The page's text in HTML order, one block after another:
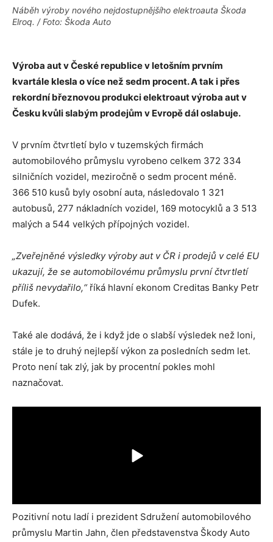
Náběh výroby nového nejdostupnějšího elektroauta Škoda
Elroq. / Foto: Škoda Auto
Výroba aut v České republice v letošním prvním
kvartále klesla o více než sedm procent. A tak i přes
rekordní březnovou produkci elektroaut výroba aut v
Česku kvůli slabým prodejům v Evropě dál oslabuje.
V prvním čtvrtletí bylo v tuzemských firmách
automobilového průmyslu vyrobeno celkem 372 334
silničních vozidel, meziročně o sedm procent méně.
366 510 kusů byly osobní auta, následovalo 1 321
autobusů, 277 nákladních vozidel, 169 motocyklů a 3 513
malých a 544 velkých přípojných vozidel.
„Zveřejněné výsledky výroby aut v ČR i prodejů v celé EU
ukazují, že se automobilovému průmyslu první čtvrtletí
příliš nevydařilo,“říká hlavní ekonom Creditas Banky Petr
Dufek.
Také ale dodává, že i když jde o slabší výsledek než loni,
stále je to druhý nejlepší výkon za posledních sedm let.
Proto není tak zlý, jak by procentní pokles mohl
naznačovat.
Pozitivní notu ladí i prezident Sdružení automobilového
průmyslu Martin Jahn, člen představenstva Škody Auto